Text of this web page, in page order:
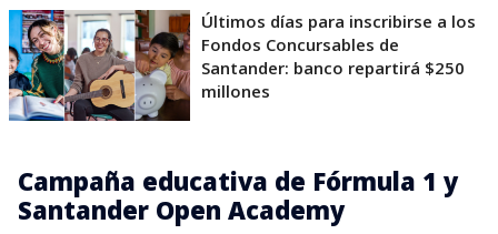
Últimos días para inscribirse a los
Fondos Concursables de
Santander: banco repartirá $250
millones
Campaña educativa de Fórmula 1 y
Santander Open Academy